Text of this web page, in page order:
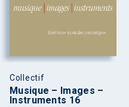
Collectif
Musique – Images –
Instruments 16